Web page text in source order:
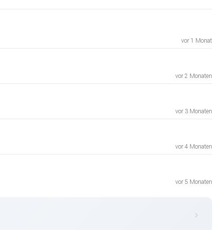
vor 1 Monat
vor 2 Monaten
vor 3 Monaten
vor 4 Monaten
vor 5 Monaten